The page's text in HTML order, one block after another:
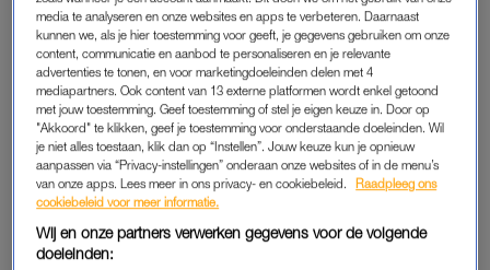
ONDERNEMEN
Niet veel later kreeg Franka de kans om haar webshop te
combineren met het ontwerpen van haar eigen sieraden. “Ik
heb enorm hard moeten werken om dat te realiseren. Op een
gegeven moment had ik vier banen tegelijk. Overdag was ik
aan het werk en in de nachten was ik fulltime bezig met
Franky. Gelukkig voelde mijn eigen onderneming negen van
de tien keer niet echt als werk.”
media te analyseren en onze websites en apps te verbeteren. Daarnaast
kunnen we, als je hier toestemming voor geeft, je gegevens gebruiken om onze
content, communicatie en aanbod te personaliseren en je relevante
advertenties te tonen, en voor marketingdoeleinden delen met 4
mediapartners. Ook content van 13 externe platformen wordt enkel getoond
met jouw toestemming. Geef toestemming of stel je eigen keuze in. Door op
"Akkoord" te klikken, geef je toestemming voor onderstaande doeleinden. Wil
je niet alles toestaan, klik dan op “Instellen”. Jouw keuze kun je opnieuw
aanpassen via “Privacy-instellingen” onderaan onze websites of in de menu’s
van onze apps. Lees meer in ons privacy- en cookiebeleid.
Raadpleeg ons
cookiebeleid voor meer informatie.
Wij en onze partners verwerken gegevens voor de volgende
doeleinden: